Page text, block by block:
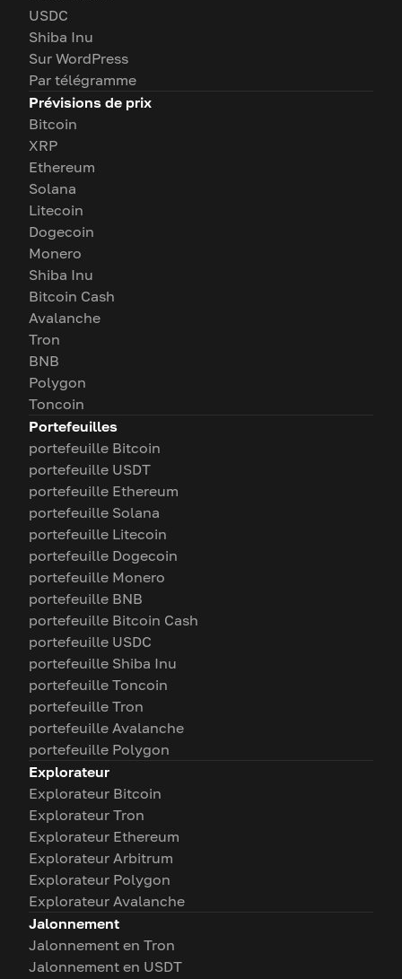
USDC
Shiba Inu
Sur WordPress
Par télégramme
Prévisions de prix
Bitcoin
XRP
Ethereum
Solana
Litecoin
Dogecoin
Monero
Shiba Inu
Bitcoin Cash
Avalanche
Tron
BNB
Polygon
Toncoin
Portefeuilles
portefeuille Bitcoin
portefeuille USDT
portefeuille Ethereum
portefeuille Solana
portefeuille Litecoin
portefeuille Dogecoin
portefeuille Monero
portefeuille BNB
portefeuille Bitcoin Cash
portefeuille USDC
portefeuille Shiba Inu
portefeuille Toncoin
portefeuille Tron
portefeuille Avalanche
portefeuille Polygon
Explorateur
Explorateur Bitcoin
Explorateur Tron
Explorateur Ethereum
Explorateur Arbitrum
Explorateur Polygon
Explorateur Avalanche
Jalonnement
Jalonnement en Tron
Jalonnement en USDT